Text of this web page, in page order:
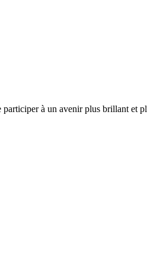
à un avenir plus brillant et